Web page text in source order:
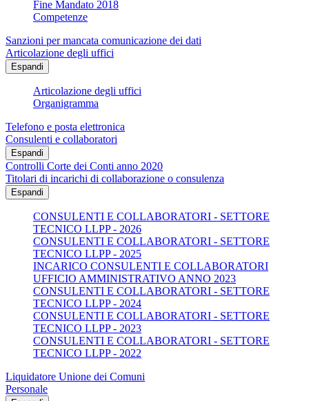
Fine Mandato 2018
Competenze
Sanzioni per mancata comunicazione dei dati
Articolazione degli uffici
Espandi
Articolazione degli uffici
Organigramma
Telefono e posta elettronica
Consulenti e collaboratori
Espandi
Controlli Corte dei Conti anno 2020
Titolari di incarichi di collaborazione o consulenza
Espandi
CONSULENTI E COLLABORATORI - SETTORE
TECNICO LLPP - 2026
CONSULENTI E COLLABORATORI - SETTORE
TECNICO LLPP - 2025
INCARICO CONSULENTI E COLLABORATORI
UFFICIO AMMINISTRATIVO ANNO 2023
CONSULENTI E COLLABORATORI - SETTORE
TECNICO LLPP - 2024
CONSULENTI E COLLABORATORI - SETTORE
TECNICO LLPP - 2023
CONSULENTI E COLLABORATORI - SETTORE
TECNICO LLPP - 2022
Liquidatore Unione dei Comuni
Personale